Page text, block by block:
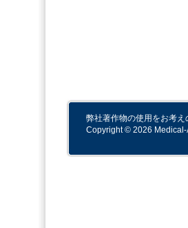
弊社著作物の使用をお考え
Copyright © 2026